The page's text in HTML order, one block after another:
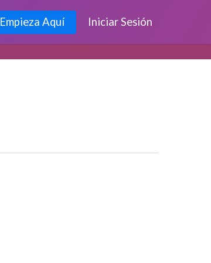
Empieza Aquí Iniciar Sesión